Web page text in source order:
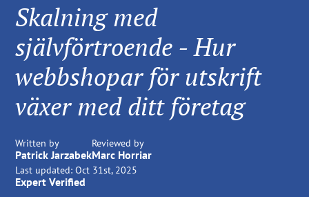
Skalning med
självförtroende - Hur
webbshopar för utskrift
växer med ditt företag
Written by
Patrick Jarzabek
Reviewed by
Marc Horriar
Last updated: Oct 31st, 2025
Expert Verified